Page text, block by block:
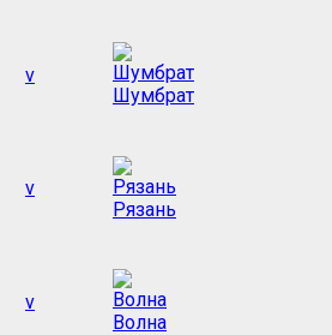
v
Шумбрат
v
Рязань
v
Волна